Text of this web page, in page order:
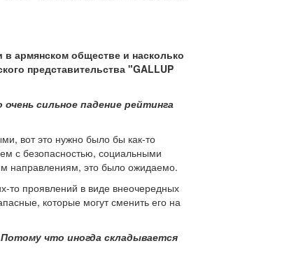
армянском обществе и насколько
представительства "GALLUP
сильное падение рейтинга
вот это нужно было бы как-то
с безопасностью, социальными
направлениям, это было ожидаемо.
то проявлений в виде внеочередных
которые могут сменить его на
что иногда складывается